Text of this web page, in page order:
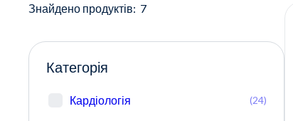
Знайдено продуктів: 7
Категорія
Кардіологія (24)